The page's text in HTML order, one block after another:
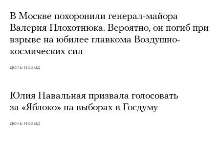
В Москве похоронили генерал-майора
Валерия Плохотнюка. Вероятно, он погиб при
взрыве на юбилее главкома Воздушно-
космических сил
день назад
Юлия Навальная призвала голосовать
за «Яблоко» на выборах в Госдуму
день назад